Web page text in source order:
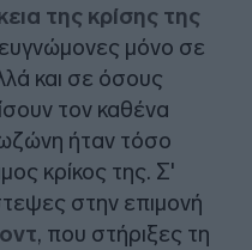
της κρίσης της
μόνο σε
και σε όσους
τον καθένα
ήταν τόσο
κρίκος της. Σ'
στην επιμονή
, που στήριξες τη